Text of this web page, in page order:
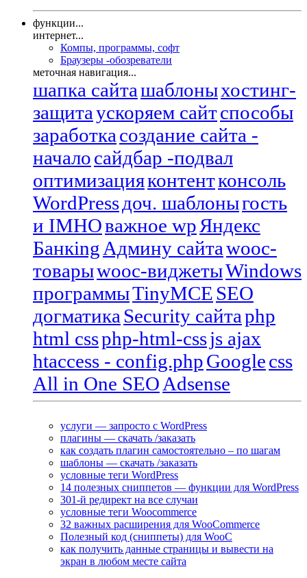
функции...
интернет...
Компы, программы, софт
Браузеры -обозреватели
меточная навигация...
шапка сайташаблоныхостинг-
защитаускоряем сайтспособы
заработка создание сайта -
началосайдбар -подвал
оптимизацияконтентконсоль
WordPressдоч. шаблоныгость
и IMHOважное wp Яндекс
Банкing Админу сайтаwooc-
товарыwooc-виджетыWindows
программыTinyMCE SEO
догматика Security сайтаphp
html cssphp-html-cssjs ajax
htaccess - config.phpGooglecss
All in One SEO Adsense
услуги — запросто с WordPress
плагины — скачать /заказать
как создать плагин самостоятельно – по шагам
шаблоны — скачать /заказать
условные теги WordPress
14 полезных сниппетов — функции для WordPress
301-й редирект на все случаи
условные теги Woocommerce
32 важных расширения для WooCommerce
Полезный код (сниппеты) для WooC
как получить данные страницы и вывести на
экран в любом месте сайта